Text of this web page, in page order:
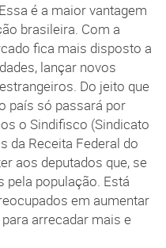
Essa é a maior vantagem
brasileira. Com a
fica mais disposto a
lançar novos
Do jeito que
país só passará por
o Sindifisco (Sindicato
da Receita Federal do
aos deputados que, se
pela população. Está
em aumentar
arrecadar mais e